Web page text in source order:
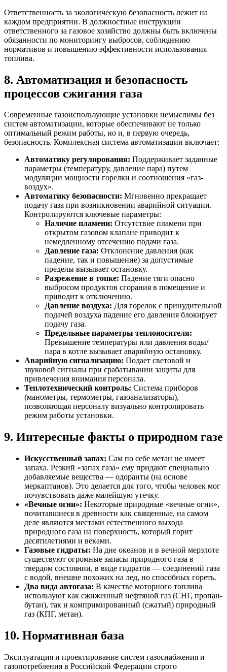
Ответственность за экологическую безопасность лежит на
каждом предприятии. В должностные инструкции
ответственного за газовое хозяйство должны быть включены
обязанности по мониторингу выбросов, соблюдению
нормативов и повышению эффективности использования
топлива.
8. Автоматизация и безопасность
процессов сжигания газа
Современные газоиспользующие установки немыслимы без
систем автоматизации, которые обеспечивают не только
оптимальный режим работы, но и, в первую очередь,
безопасность. Комплексная система автоматизации включает:
Автоматику регулирования: Поддерживает заданные
параметры (температуру, давление пара) путем
модуляции мощности горелки и соотношения «газ-
воздух».
Автоматику безопасности: Мгновенно прекращает
подачу газа при возникновении аварийной ситуации.
Контролируются ключевые параметры:
Наличие пламени: Отсутствие пламени при
открытом газовом клапане приводит к
немедленному отсечению подачи газа.
Давление газа: Отклонение давления (как
падение, так и повышение) за допустимые
пределы вызывает остановку.
Разрежение в топке: Падение тяги опасно
выбросом продуктов сгорания в помещение и
приводит к отключению.
Давление воздуха: Для горелок с принудительной
подачей воздуха падение его давления блокирует
подачу газа.
Предельные параметры теплоносителя:
Превышение температуры или давления воды/
пара в котле вызывает аварийную остановку.
Аварийную сигнализацию: Подает световой и
звуковой сигналы при срабатывании защиты для
привлечения внимания персонала.
Теплотехнический контроль: Система приборов
(манометры, термометры, газоанализаторы),
позволяющая персоналу визуально контролировать
режим работы установки.
9. Интересные факты о природном газе
Искусственный запах: Сам по себе метан не имеет
запаха. Резкий «запах газа» ему придают специально
добавляемые вещества — одоранты (на основе
меркаптанов). Это делается для того, чтобы человек мог
почувствовать даже малейшую утечку.
«Вечные огни»: Некоторые природные «вечные огни»,
почитавшиеся в древности как священные, на самом
деле являются местами естественного выхода
природного газа на поверхность, который горит
десятилетиями и веками.
Газовые гидраты: На дне океанов и в вечной мерзлоте
существуют огромные запасы природного газа в
твердом состоянии, в виде гидратов — соединений газа
с водой, внешне похожих на лед, но способных гореть.
Два вида автогаза: В качестве моторного топлива
используют как сжиженный нефтяной газ (СНГ, пропан-
бутан), так и компримированный (сжатый) природный
газ (КПГ, метан).
10. Нормативная база
Эксплуатация и проектирование систем газоснабжения и
газопотребления в Российской Федерации строго